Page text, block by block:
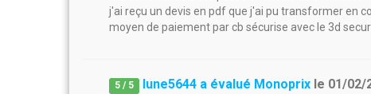
j'ai reçu un devis en pdf que j'ai pu transformer en
moyen de paiement par cb sécurise avec le 3d
5 / 5 lune5644 a évalué Monoprix le 01/02/